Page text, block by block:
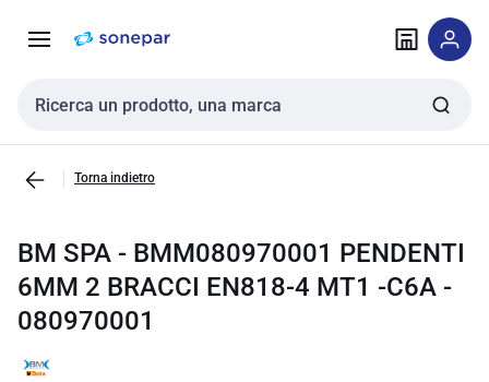
navigazione alla
Cerca input
Torna indietro
BM SPA - BMM080970001 PENDENTI
6MM 2 BRACCI EN818-4 MT1 -C6A -
080970001